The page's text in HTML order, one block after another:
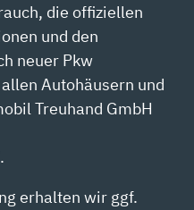
die offiziellen
und den
neuer Pkw
Autohäusern und
Treuhand GmbH
erhalten wir ggf.